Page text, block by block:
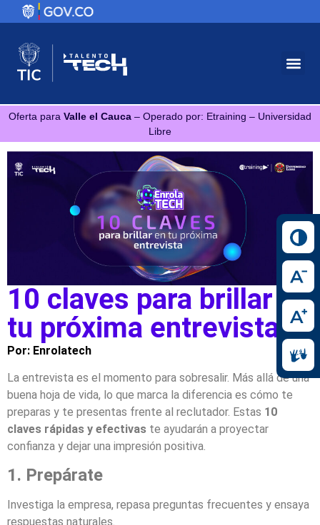
Oferta para Valle el Cauca – Operado por: Etraining – Universidad
Libre
10 claves para brillar en
tu próxima entrevista​
Por: Enrolatech
La entrevista es el momento para sobresalir. Más allá de una
buena hoja de vida, lo que marca la diferencia es cómo te
preparas y te presentas frente al reclutador. Estas 10
claves rápidas y efectivas te ayudarán a proyectar
confianza y dejar una impresión positiva.
1. Prepárate
Investiga la empresa, repasa preguntas frecuentes y ensaya
respuestas naturales.